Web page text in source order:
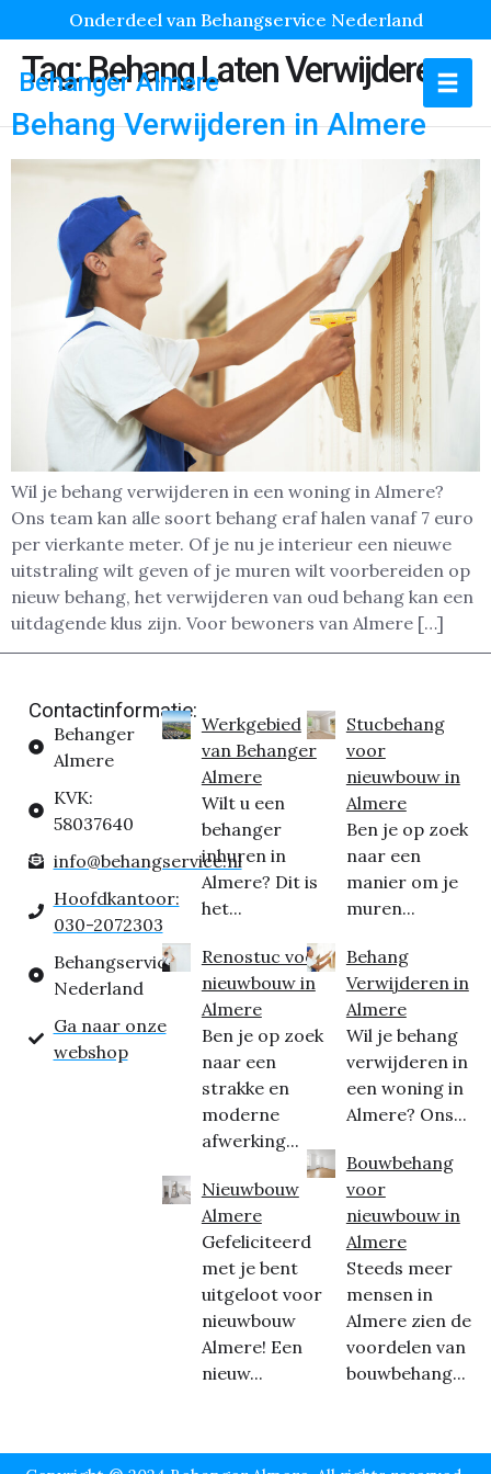
Onderdeel van Behangservice Nederland
Behanger Almere
Tag:Behang Laten Verwijderen
Behang Verwijderen in Almere
Wil je behang verwijderen in een woning in Almere?
Ons team kan alle soort behang eraf halen vanaf 7 euro
per vierkante meter. Of je nu je interieur een nieuwe
uitstraling wilt geven of je muren wilt voorbereiden op
nieuw behang, het verwijderen van oud behang kan een
uitdagende klus zijn. Voor bewoners van Almere […]
Contactinformatie:
Behanger
Almere
KVK:
58037640
info@behangservice.nl
Hoofdkantoor:
030-2072303
Behangservice
Nederland
Ga naar onze
webshop
Werkgebied
van Behanger
Almere
Wilt u een
behanger
inhuren in
Almere? Dit is
het...
Renostuc voor
nieuwbouw in
Almere
Ben je op zoek
naar een
strakke en
moderne
afwerking...
Nieuwbouw
Almere
Gefeliciteerd
met je bent
uitgeloot voor
nieuwbouw
Almere! Een
nieuw...
Stucbehang
voor
nieuwbouw in
Almere
Ben je op zoek
naar een
manier om je
muren...
Behang
Verwijderen in
Almere
Wil je behang
verwijderen in
een woning in
Almere? Ons...
Bouwbehang
voor
nieuwbouw in
Almere
Steeds meer
mensen in
Almere zien de
voordelen van
bouwbehang...